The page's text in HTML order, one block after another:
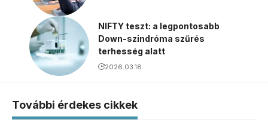
NIFTY teszt: a legpontosabb
Down-szindróma szűrés
terhesség alatt
2026.03.18.
További érdekes cikkek